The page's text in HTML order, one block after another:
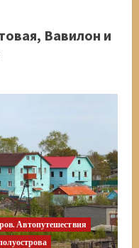
Вавилон и
Автопутешествия